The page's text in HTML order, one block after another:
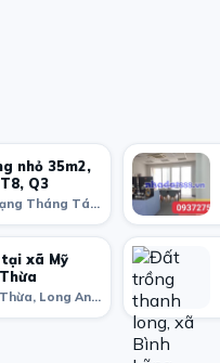
nhỏ 35m2,
Q3
12 Triệu · 520 Cách Mạng Tháng Tám, phường 11, Quận 3, Thành phố Hồ Chí Minh, Việt Nam
xã Mỹ
4 Tỷ · Mỹ Thạnh, Thủ Thừa, Long An, Việt Nam